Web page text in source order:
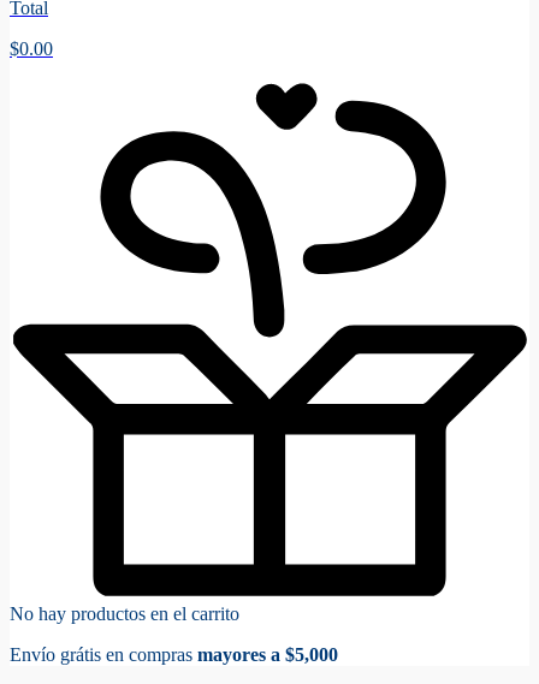
Total
$0.00
No hay productos en el carrito
Envío grátis en compras mayores a $5,000